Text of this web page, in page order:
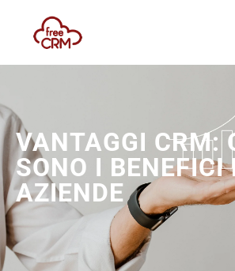
VANTAGGI CRM:
SONO I BENEFICI
AZIENDE